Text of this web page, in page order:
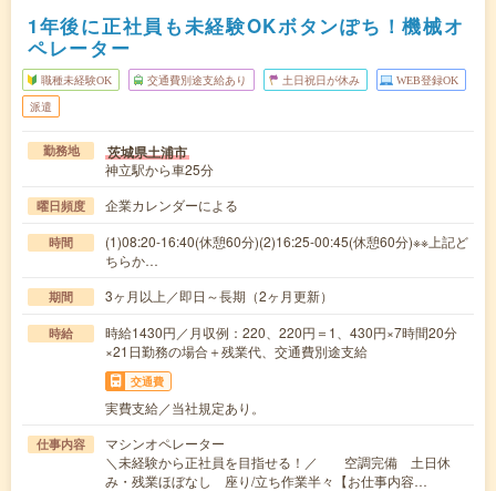
1年後に正社員も未経験OKボタンぽち！機械オ
ペレーター
職種未経験OK 交通費別途支給あり 土日祝日が休み WEB登録OK
派遣
勤務地 茨城県土浦市
神立駅から車25分
曜日頻度 企業カレンダーによる
時間
(1)08:20-16:40(休憩60分)(2)16:25-00:45(休憩60分)※※上記ど
ちらか…
期間 3ヶ月以上／即日～長期（2ヶ月更新）
時給
時給1430円／月収例：220、220円＝1、430円×7時間20分
×21日勤務の場合＋残業代、交通費別途支給
交通費
実費支給／当社規定あり。
仕事内容
マシンオペレーター
＼未経験から正社員を目指せる！／ 空調完備 土日休
み・残業ほぼなし 座り/立ち作業半々【お仕事内容…